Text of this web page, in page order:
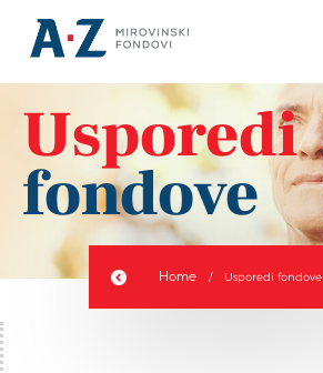
Usporedi
fondove
Home / Usporedi fondove